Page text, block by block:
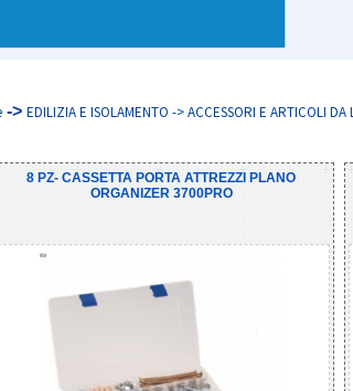
-> EDILIZIA E ISOLAMENTO -> ACCESSORI E ARTICOLI DA
8 PZ- CASSETTA PORTA ATTREZZI PLANO
ORGANIZER 3700PRO